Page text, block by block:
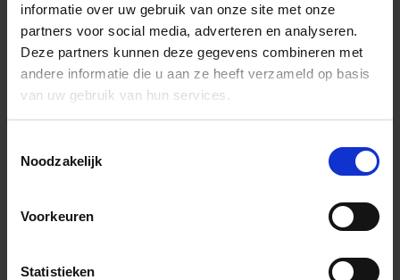
informatie over uw gebruik van onze site met onze
partners voor social media, adverteren en analyseren.
Deze partners kunnen deze gegevens combineren met
andere informatie die u aan ze heeft verzameld op basis
van uw gebruik van hun services.
Noodzakelijk
Voorkeuren
Statistieken